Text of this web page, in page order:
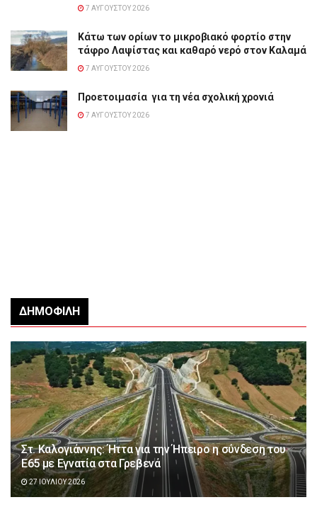
7 ΑΥΓΟΎΣΤΟΥ 2026
Κάτω των ορίων το μικροβιακό φορτίο στην
τάφρο Λαψίστας και καθαρό νερό στον Καλαμά
7 ΑΥΓΟΎΣΤΟΥ 2026
Προετοιμασία για τη νέα σχολική χρονιά
7 ΑΥΓΟΎΣΤΟΥ 2026
ΔΗΜΟΦΙΛΉ
Στ. Καλογιάννης: Ήττα για την Ήπειρο η σύνδεση του
Ε65 με Εγνατία στα Γρεβενά
27 ΙΟΥΛΊΟΥ 2026